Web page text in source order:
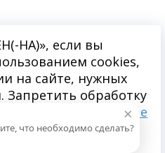
2016-
. Все
НА)», если вы
cookies,
на сайте, нужных
Запретить обработку
браузер.
Подробнее
персональных
×
что необходимо сделать?